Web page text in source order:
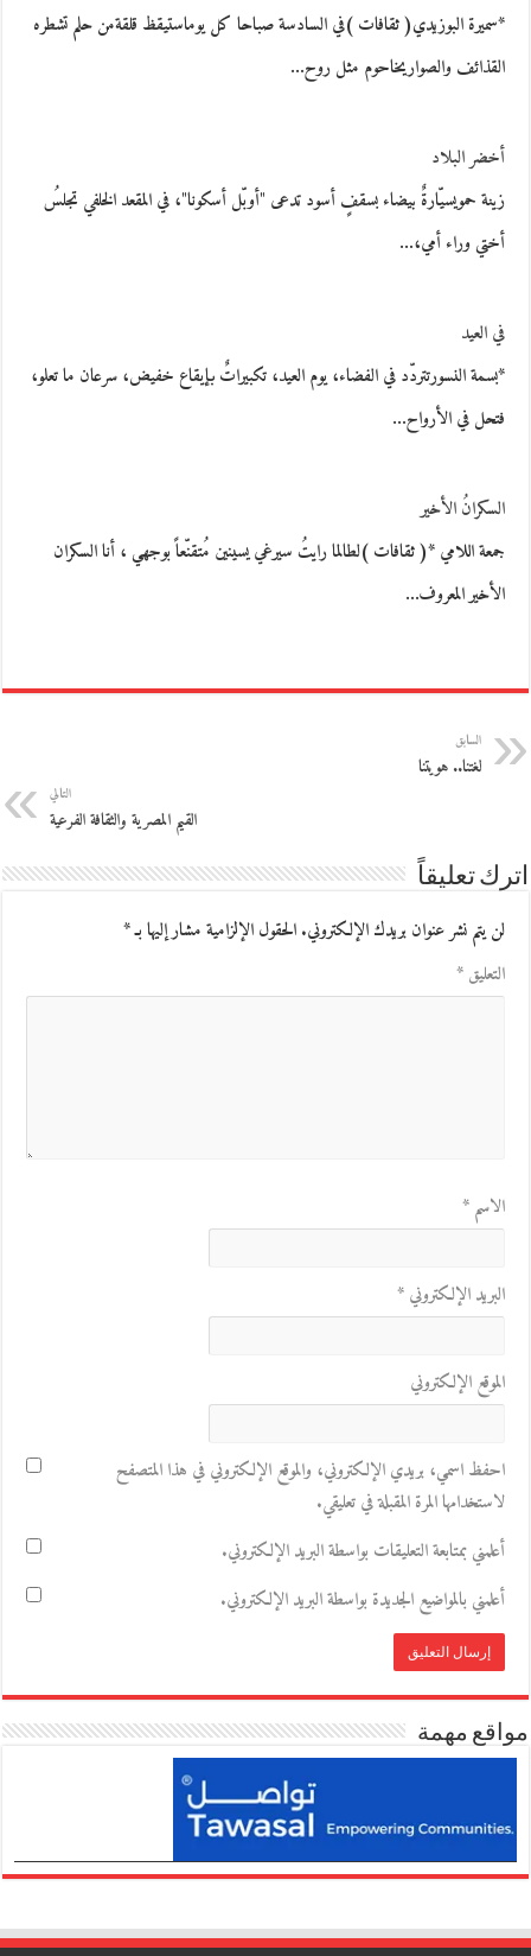
*سميرة البوزيدي( ثقافات )في السادسة صباحا كل يوماستيقظ قلقةمن حلم تشطره
القذائف والصواريخاحوم مثل روح…
أخضر البلاد
زينة حمويسيّارةٌ بيضاء بسقفٍ أسود تدعى "أوبّل أسكونا"، في المقعد الخلفي تجلسُ
أختي وراء أمي،…
في العيد
*بسمة النسورتتردّد في الفضاء، يوم العيد، تكبيراتٌ بإيقاع خفيض، سرعان ما تعلو،
فتحل في الأرواح…
السكرانُ الأخير
جمعة اللامي *( ثقافات )لطالما رايتُ سيرغي يسينين مُتقنّعاً بوجهي ، أنا السكران
الأخير المعروف…
السابق
لغتنا.. هويتنا
التالي
القيم المصرية والثقافة الفرعية
اترك تعليقاً
لن يتم نشر عنوان بريدك الإلكتروني.الحقول الإلزامية مشار إليها بـ*
التعليق*
الاسم*
البريد الإلكتروني*
الموقع الإلكتروني
احفظ اسمي، بريدي الإلكتروني، والموقع الإلكتروني في هذا المتصفح
لاستخدامها المرة المقبلة في تعليقي.
أعلمني بمتابعة التعليقات بواسطة البريد الإلكتروني.
أعلمني بالمواضيع الجديدة بواسطة البريد الإلكتروني.
مواقع مهمة